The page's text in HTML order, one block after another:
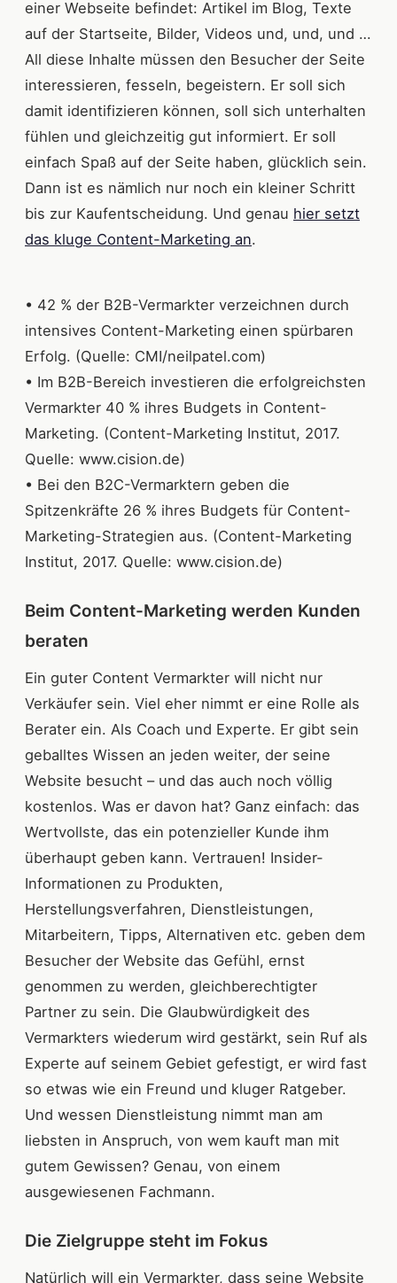
einer Webseite befindet: Artikel im Blog, Texte
auf der Startseite, Bilder, Videos und, und, und …
All diese Inhalte müssen den Besucher der Seite
interessieren, fesseln, begeistern. Er soll sich
damit identifizieren können, soll sich unterhalten
fühlen und gleichzeitig gut informiert. Er soll
einfach Spaß auf der Seite haben, glücklich sein.
Dann ist es nämlich nur noch ein kleiner Schritt
bis zur Kaufentscheidung. Und genau hier setzt
das kluge Content-Marketing an.
• 42 % der B2B-Vermarkter verzeichnen durch
intensives Content-Marketing einen spürbaren
Erfolg. (Quelle: CMI/neilpatel.com)
• Im B2B-Bereich investieren die erfolgreichsten
Vermarkter 40 % ihres Budgets in Content-
Marketing. (Content-Marketing Institut, 2017.
Quelle: www.cision.de)
• Bei den B2C-Vermarktern geben die
Spitzenkräfte 26 % ihres Budgets für Content-
Marketing-Strategien aus. (Content-Marketing
Institut, 2017. Quelle: www.cision.de)
Beim Content-Marketing werden Kunden
beraten
Ein guter Content Vermarkter will nicht nur
Verkäufer sein. Viel eher nimmt er eine Rolle als
Berater ein. Als Coach und Experte. Er gibt sein
geballtes Wissen an jeden weiter, der seine
Website besucht – und das auch noch völlig
kostenlos. Was er davon hat? Ganz einfach: das
Wertvollste, das ein potenzieller Kunde ihm
überhaupt geben kann. Vertrauen! Insider-
Informationen zu Produkten,
Herstellungsverfahren, Dienstleistungen,
Mitarbeitern, Tipps, Alternativen etc. geben dem
Besucher der Website das Gefühl, ernst
genommen zu werden, gleichberechtigter
Partner zu sein. Die Glaubwürdigkeit des
Vermarkters wiederum wird gestärkt, sein Ruf als
Experte auf seinem Gebiet gefestigt, er wird fast
so etwas wie ein Freund und kluger Ratgeber.
Und wessen Dienstleistung nimmt man am
liebsten in Anspruch, von wem kauft man mit
gutem Gewissen? Genau, von einem
ausgewiesenen Fachmann.
Die Zielgruppe steht im Fokus
Natürlich will ein Vermarkter, dass seine Website